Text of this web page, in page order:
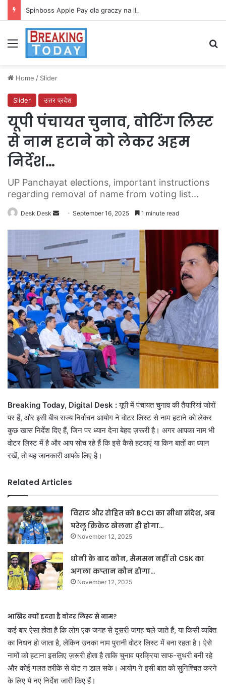
Spinboss Apple Pay dla graczy na iPhone
Menu
Home / Slider
Slider उत्तर प्रदेश
यूपी पंचायत चुनाव, वोटिंग लिस्ट
से नाम हटाने को लेकर अहम
निर्देश…
UP Panchayat elections, important instructions
regarding removal of name from voting list...
Desk Desk
SendSeptember 16, 2025 1 minute read
Breaking Today, Digital Desk :यूपी में पंचायत चुनाव की तैयारियां जोरों
पर हैं, और इसी बीच राज्य निर्वाचन आयोग ने वोटर लिस्ट से नाम हटाने को लेकर
कुछ खास निर्देश दिए हैं, जिन पर ध्यान देना बेहद ज़रूरी है। अगर आपका नाम भी
वोटर लिस्ट में है और आप सोच रहे हैं कि इसे कैसे हटवाएं या किन बातों का ध्यान
रखें, तो यह जानकारी आपके लिए है।
Related Articles
विराट और रोहित को BCCI का सीधा संदेश, अब
घरेलू क्रिकेट खेलना ही होगा…
November 12, 2025
धोनी के बाद कौन, सैमसन नहीं तो CSK का
अगला कप्तान कौन होगा…
November 12, 2025
आखिर क्यों हटता है वोटर लिस्ट से नाम?
कई बार ऐसा होता है कि लोग एक जगह से दूसरी जगह चले जाते हैं, या किसी व्यक्ति
का निधन हो जाता है, लेकिन उनका नाम पुरानी वोटर लिस्ट में बना रहता है। ऐसे
नामों को हटाना इसलिए ज़रूरी होता है ताकि चुनाव प्रक्रिया साफ-सुथरी बनी रहे
और कोई गलत तरीके से वोट न डाल सके। आयोग ने इसी बात को सुनिश्चित करने
के लिए ये नए निर्देश जारी किए हैं।